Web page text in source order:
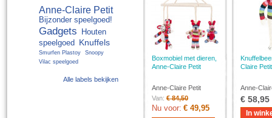
Boxmobiel met dieren,
Anne-Claire Petit
Anne-Claire Petit
Van: € 84,50
Nu voor: € 49,95
Claire
Anne-
€ 58,95
In
Anne-Claire Petit
Bijzonder speelgoed!
Gadgets
Houten
speelgoed
Knuffels
Smurfen Plastoy
Snoopy
Vilac speelgoed
Alle labels bekijken